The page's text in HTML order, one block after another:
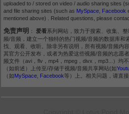
uploaded to / stored on video / audio sharing sites
and file sharing sites (such as MySpace Facebook
mentioned above) . Related questions, please
免责声明 ： 爱看系列网站，致力于搜索、收集、
频/音频，建立一个独特的热门视频/音频的数据库和
找、观看、收听。除非另有说明，所有视频/音频内
其官方公开发布，或者为热爱这些视频/音频的志愿
频文件（avi，flv，mp4，mpeg，divx，mp3...）均
（如前述）上传至/存储于视频/音频共享网站(如
（如MySpace Facebook等）上。相关问题，请直